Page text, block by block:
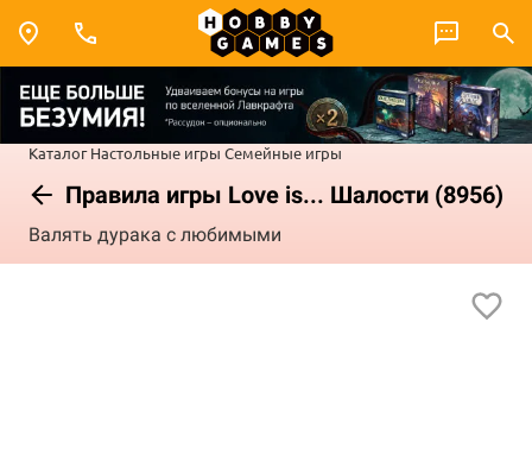
Каталог Настольные игры Семейные игры
Правила игры Love is... Шалости (8956)
Валять дурака с любимыми